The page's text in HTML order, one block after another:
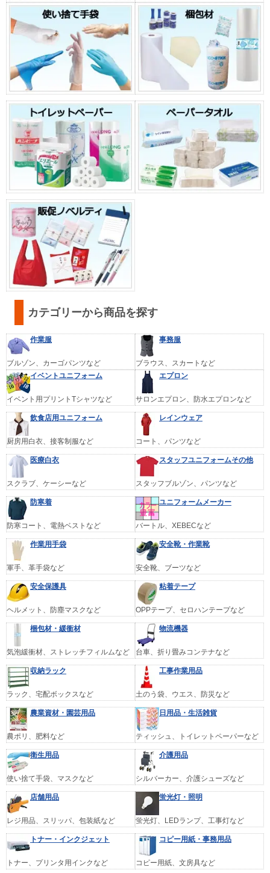
カテゴリーから商品を探す
作業服
ブルゾン、カーゴパンツなど
事務服
ブラウス、スカートなど
イベントユニフォーム
イベント用プリントTシャツなど
エプロン
サロンエプロン、防水エプロンなど
飲食店用ユニフォーム
厨房用白衣、接客制服など
レインウェア
コート、パンツなど
医療白衣
スクラブ、ケーシーなど
スタッフユニフォームその他
スタッフブルゾン、パンツなど
防寒着
防寒コート、電熱ベストなど
ユニフォームメーカー
バートル、XEBECなど
作業用手袋
軍手、革手袋など
安全靴・作業靴
安全靴、ブーツなど
安全保護具
ヘルメット、防塵マスクなど
粘着テープ
OPPテープ、セロハンテープなど
梱包材・緩衝材
気泡緩衝材、ストレッチフィルムなど
物流機器
台車、折り畳みコンテナなど
収納ラック
ラック、宅配ボックスなど
工事作業用品
土のう袋、ウエス、防災など
農業資材・園芸用品
農ポリ、肥料など
日用品・生活雑貨
ティッシュ、トイレットペーパーなど
衛生用品
使い捨て手袋、マスクなど
介護用品
シルバーカー、介護シューズなど
店舗用品
レジ用品、スリッパ、包装紙など
蛍光灯・照明
蛍光灯、LEDランプ、工事灯など
トナー・インクジェット
トナー、プリンタ用インクなど
コピー用紙・事務用品
コピー用紙、文房具など